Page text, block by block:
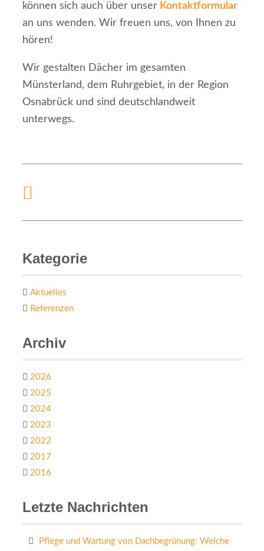
können sich auch über unser Kontaktformular
an uns wenden. Wir freuen uns, von Ihnen zu
hören!
Wir gestalten Dächer im gesamten
Münsterland, dem Ruhrgebiet, in der Region
Osnabrück und sind deutschlandweit
unterwegs.
Kategorie
Aktuelles
Referenzen
Archiv
2026
2025
2024
2023
2022
2017
2016
Letzte Nachrichten
Pflege und Wartung von Dachbegrünung: Welche